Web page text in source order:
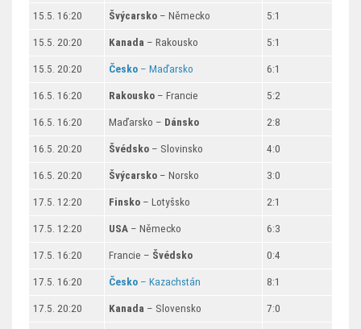
15.5. 16:20 Švýcarsko – Německo 5:1
15.5. 20:20 Kanada – Rakousko 5:1
15.5. 20:20 Česko – Maďarsko 6:1
16.5. 16:20 Rakousko – Francie 5:2
16.5. 16:20 Maďarsko – Dánsko 2:8
16.5. 20:20 Švédsko – Slovinsko 4:0
16.5. 20:20 Švýcarsko – Norsko 3:0
17.5. 12:20 Finsko – Lotyšsko 2:1
17.5. 12:20 USA – Německo 6:3
17.5. 16:20 Francie – Švédsko 0:4
17.5. 16:20 Česko – Kazachstán 8:1
17.5. 20:20 Kanada – Slovensko 7:0